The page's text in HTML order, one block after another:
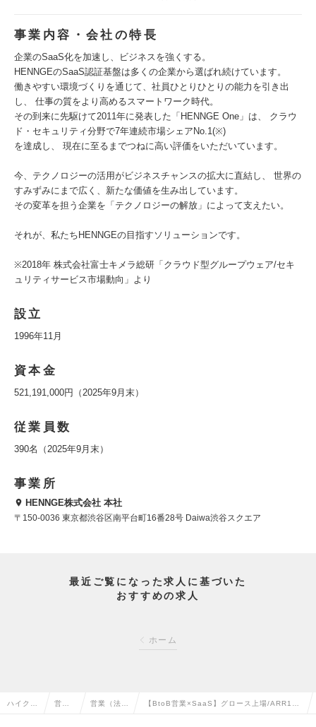
事業内容・会社の特長
企業のSaaS化を加速し、ビジネスを強くする。
HENNGEのSaaS認証基盤は多くの企業から選ばれ続けています。
働きやすい環境づくりを通じて、社員ひとりひとりの能力を引き出
し、 仕事の質をより高めるスマートワーク時代。
その到来に先駆けて2011年に発表した「HENNGE One」は、 クラウ
ド・セキュリティ分野で7年連続市場シェアNo.1(※)
を達成し、 現在に至るまでつねに高い評価をいただいています。
今、テクノロジーの活用がビジネスチャンスの拡大に直結し、 世界の
すみずみにまで広く、新たな価値を生み出しています。
その変革を担う企業を「テクノロジーの解放」によって支えたい。
それが、私たちHENNGEの目指すソリューションです。
※2018年 株式会社富士キメラ総研「クラウド型グループウェア/セキ
ュリティサービス市場動向」より
設立
1996年11月
資本金
521,191,000円（2025年9月末）
従業員数
390名（2025年9月末）
事業所
HENNGE株式会社 本社
〒150-0036 東京都渋谷区南平台町16番28号 Daiwa渋谷スクエア
最近ご覧になった求人に基づいた
おすすめの求人
ホーム
ハイクラ 営業 営業（法人 【BtoB営業×SaaS】グロース上場/ARR100